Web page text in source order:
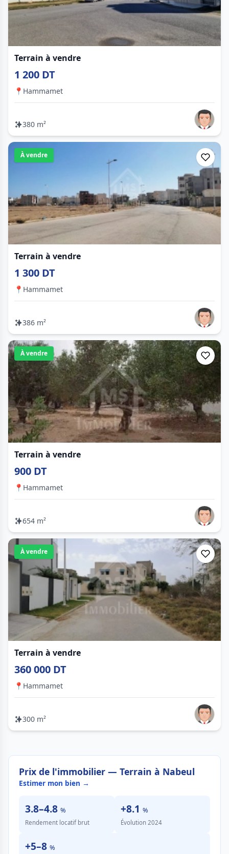
Terrain à vendre
1 200 DT
📍 Hammamet
380 m²
À vendre
Terrain à vendre
1 300 DT
📍 Hammamet
386 m²
À vendre
Terrain à vendre
900 DT
📍 Hammamet
654 m²
À vendre
Terrain à vendre
360 000 DT
📍 Hammamet
300 m²
Prix de l'immobilier — Terrain à Nabeul
Estimer mon bien →
3.8–4.8 %
Rendement locatif brut
+8.1 %
Évolution 2024
+5–8 %